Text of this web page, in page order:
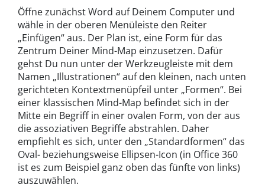
Öffne zunächst Word auf Deinem Computer und
wähle in der oberen Menüleiste den Reiter
„Einfügen“ aus. Der Plan ist, eine Form für das
Zentrum Deiner Mind-Map einzusetzen. Dafür
gehst Du nun unter der Werkzeugleiste mit dem
Namen „Illustrationen“ auf den kleinen, nach unten
gerichteten Kontextmenüpfeil unter „Formen“. Bei
einer klassischen Mind-Map befindet sich in der
Mitte ein Begriff in einer ovalen Form, von der aus
die assoziativen Begriffe abstrahlen. Daher
empfiehlt es sich, unter den „Standardformen“ das
Oval- beziehungsweise Ellipsen-Icon (in Office 360
ist es zum Beispiel ganz oben das fünfte von links)
auszuwählen.